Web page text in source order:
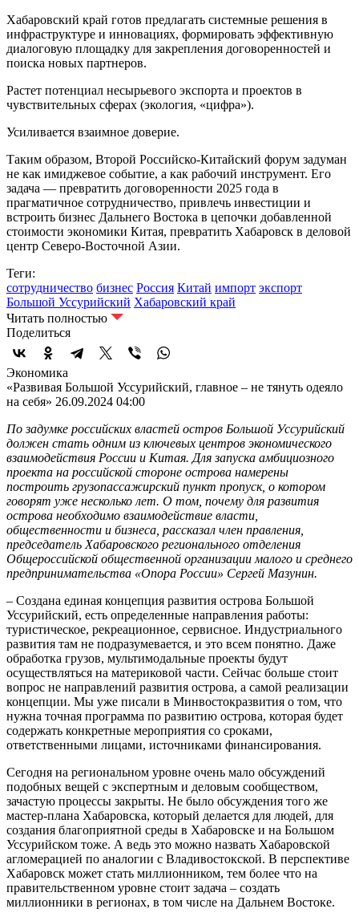
Хабаровский край готов предлагать системные решения в
инфраструктуре и инновациях, формировать эффективную
диалоговую площадку для закрепления договоренностей и
поиска новых партнеров.
Растет потенциал несырьевого экспорта и проектов в
чувствительных сферах (экология, «цифра»).
Усиливается взаимное доверие.
Таким образом, Второй Российско‑Китайский форум задуман
не как имиджевое событие, а как рабочий инструмент. Его
задача — превратить договоренности 2025 года в
прагматичное сотрудничество, привлечь инвестиции и
встроить бизнес Дальнего Востока в цепочки добавленной
стоимости экономики Китая, превратить Хабаровск в деловой
центр Северо-Восточной Азии.
Теги:
сотрудничество бизнес Россия Китай импорт экспорт
Большой Уссурийский Хабаровский край
Читать полностью
Поделиться
Экономика
«Развивая Большой Уссурийский, главное – не тянуть одеяло
на себя» 26.09.2024 04:00
По задумке российских властей остров Большой Уссурийский
должен стать одним из ключевых центров экономического
взаимодействия России и Китая. Для запуска амбициозного
проекта на российской стороне острова намерены
построить грузопассажирский пункт пропуск, о котором
говорят уже несколько лет. О том, почему для развития
острова необходимо взаимодействие власти,
общественности и бизнеса, рассказал член правления,
председатель Хабаровского регионального отделения
Общероссийской общественной организации малого и среднего
предпринимательства «Опора России» Сергей Мазунин.
– Создана единая концепция развития острова Большой
Уссурийский, есть определенные направления работы:
туристическое, рекреационное, сервисное. Индустриального
развития там не подразумевается, и это всем понятно. Даже
обработка грузов, мультимодальные проекты будут
осуществляться на материковой части. Сейчас больше стоит
вопрос не направлений развития острова, а самой реализации
концепции. Мы уже писали в Минвостокразвития о том, что
нужна точная программа по развитию острова, которая будет
содержать конкретные мероприятия со сроками,
ответственными лицами, источниками финансирования.
Сегодня на региональном уровне очень мало обсуждений
подобных вещей с экспертным и деловым сообществом,
зачастую процессы закрыты. Не было обсуждения того же
мастер-плана Хабаровска, который делается для людей, для
создания благоприятной среды в Хабаровске и на Большом
Уссурийском тоже. А ведь это можно назвать Хабаровской
агломерацией по аналогии с Владивостокской. В перспективе
Хабаровск может стать миллионником, тем более что на
правительственном уровне стоит задача – создать
миллионники в регионах, в том числе на Дальнем Востоке.